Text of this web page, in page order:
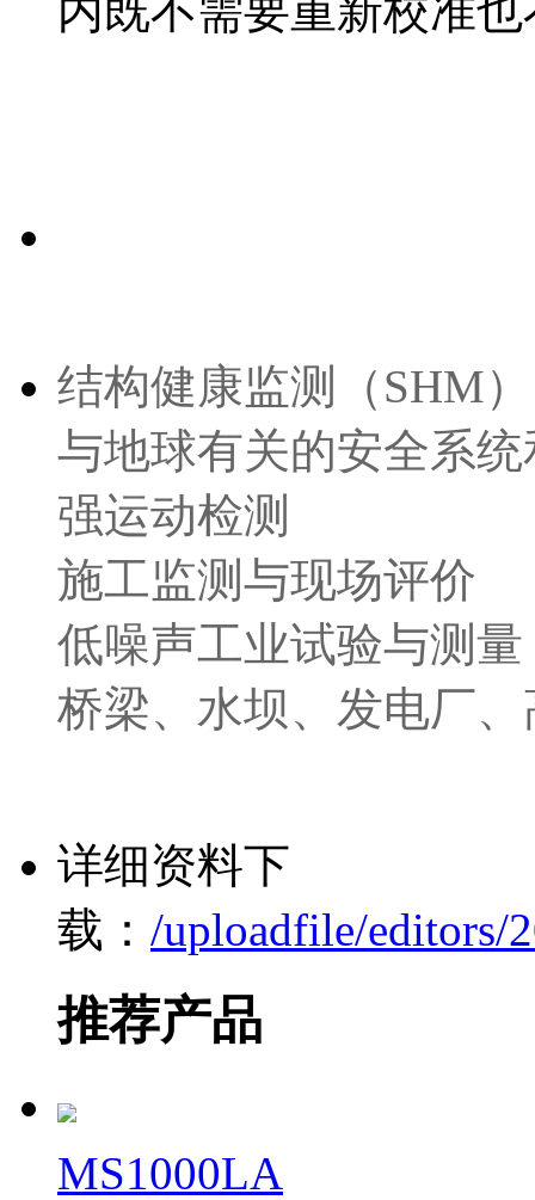
内既不需要重新校准
结构健康监测（SHM）
与地球有关的安全系
强运动检测
施工监测与现场评价
低噪声工业试验与测量
桥梁、水坝、发电厂
详细资料下
载： /uploadfile/editors/
推荐产品
MS1000LA